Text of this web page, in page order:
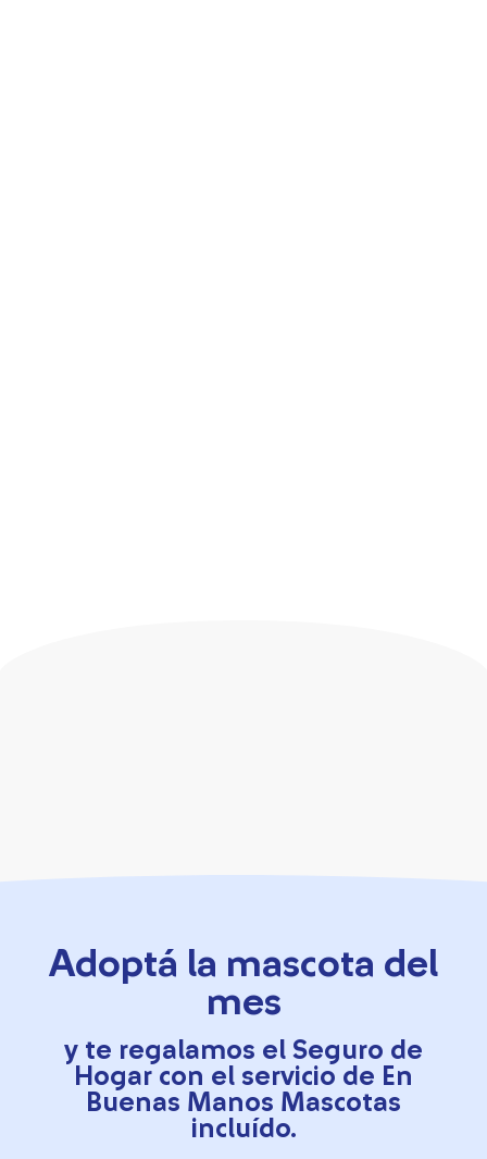
Adoptá la mascota del
mes
y te regalamos el Seguro de
Hogar con el servicio de En
Buenas Manos Mascotas​​
incluído.